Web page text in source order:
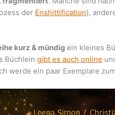
der Enshittification),
kurz & mündig ein kleines
Büchlein gibt es auch online
werde ein paar Exemplare